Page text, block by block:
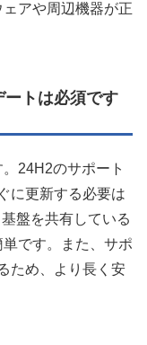
アや周辺機器が正
トは必須です
24H2のサポート
に更新する必要は
盤を共有している
です。また、サポ
ため、より長く安